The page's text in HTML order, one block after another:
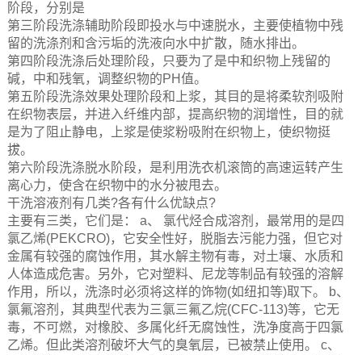
阶段，分别是
第三阶段洗涤辅助阶段即投水与中速脱水，主要使植物中残
留的洗涤剂和含污垢的洗液向水中扩散，随水排出。
第四阶段洗涤后处理阶段，只要为了是中和织物上残留的
碱，中和残氧，调整织物的PH值。
第五阶段洗涤效果处理阶段和上浆，其目的是将柔软剂吸附
在织物表层，并进入纤维内部，提高织物的润增性，目的就
是为了阻止静电，上浆是使浆粉吸附在织物上，使织物挺
拔。
第六阶段洗涤脱水阶段，是利用洗衣机滚筒的高速运转产生
离心力，使含在织物中的水分被甩去。
干洗溶液剂有几类?各有什么优缺点?
主要有三类，它们是： a、 氯代烃合成溶剂，最常用的是四
氯乙烯(PEKCRO)，它安全性好，脱脂去污能力强，但它对
金属有较强的腐蚀作用，其水解主物有毒，对土壤、水质和
人体造成危害。另外，它对塑料、尼龙等制品有较强的溶解
作用，所以，洗涤时必须将这样的饰物(如纽扣等)取下。 b、
氯氟溶剂，其典型代表为三氯三氟乙烷(CFC-113)等，它无
毒，不可燃，对橡胶、多属化纤无腐蚀性，洗净度高于四氯
乙烯。但此类溶剂破坏大气的臭氧层，已被禁止使用。 c、